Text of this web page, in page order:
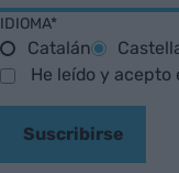
IDIOMA*
Catalán
He leído y acepto
Suscribirse